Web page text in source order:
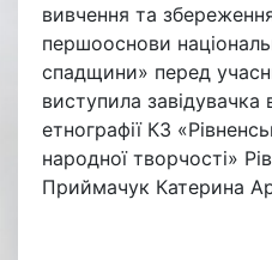
вивчення та
першооснови
спадщини» перед
виступила
етнографії КЗ
народної творчості»
Приймачук Катерина